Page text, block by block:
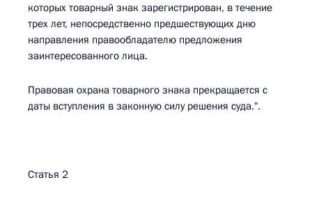
которых товарный знак зарегистрирован, в течение
трех лет, непосредственно предшествующих дню
направления правообладателю предложения
заинтересованного лица.
Правовая охрана товарного знака прекращается с
даты вступления в законную силу решения суда.".
Статья 2